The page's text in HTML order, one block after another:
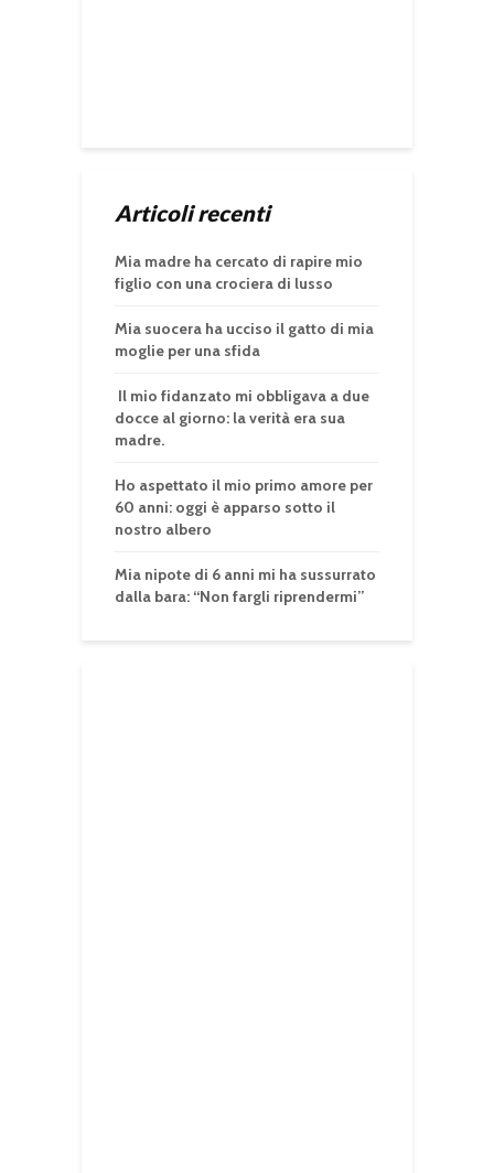
Articoli recenti
Mia madre ha cercato di rapire mio
figlio con una crociera di lusso
Mia suocera ha ucciso il gatto di mia
moglie per una sfida
Il mio fidanzato mi obbligava a due
docce al giorno: la verità era sua
madre.
Ho aspettato il mio primo amore per
60 anni: oggi è apparso sotto il
nostro albero
Mia nipote di 6 anni mi ha sussurrato
dalla bara: “Non fargli riprendermi”